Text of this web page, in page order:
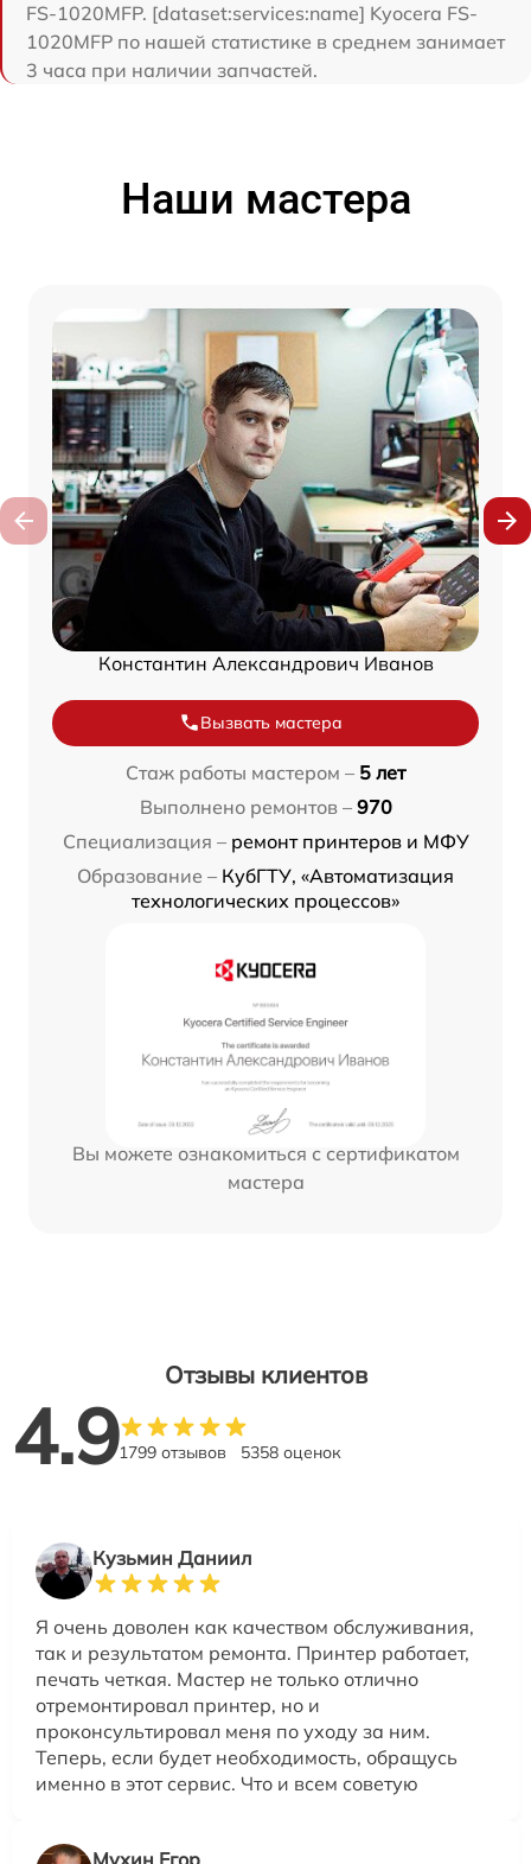
FS-1020MFP. [dataset:services:name] Kyocera FS-
1020MFP по нашей статистике в среднем занимает
3 часа при наличии запчастей.
Наши мастера
Константин Александрович Иванов
Вызвать мастера
Стаж работы мастером – 5 лет
Выполнено ремонтов – 970
Специализация – ремонт принтеров и МФУ
Образование – КубГТУ, «Автоматизация
технологических процессов»
Вы можете ознакомиться с сертификатом
мастера
Отзывы клиентов
4.91799 отзывов 5358 оценок
Кузьмин Даниил
Я очень доволен как качеством обслуживания,
так и результатом ремонта. Принтер работает,
печать четкая. Мастер не только отлично
отремонтировал принтер, но и
проконсультировал меня по уходу за ним.
Теперь, если будет необходимость, обращусь
именно в этот сервис. Что и всем советую